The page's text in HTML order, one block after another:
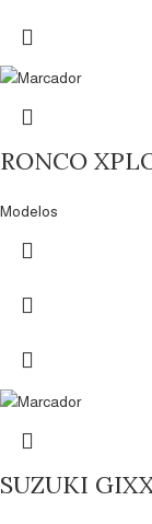
RONCO
Modelos
SUZUKI